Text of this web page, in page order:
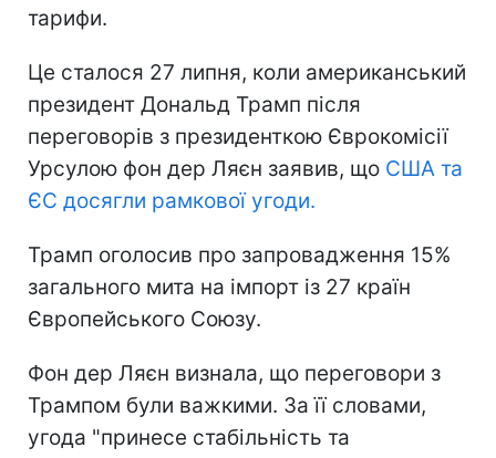
тарифи.
Це сталося 27 липня, коли американський
президент Дональд Трамп після
переговорів з президенткою Єврокомісії
Урсулою фон дер Ляєн заявив, що США та
ЄС досягли рамкової угоди.
Трамп оголосив про запровадження 15%
загального мита на імпорт із 27 країн
Європейського Союзу.
Фон дер Ляєн визнала, що переговори з
Трампом були важкими. За її словами,
угода "принесе стабільність та